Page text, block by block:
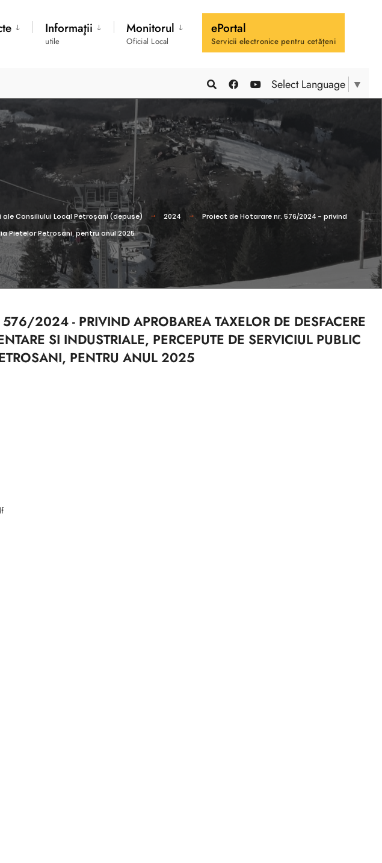
Informaţii
utile
Monitorul
Oficial Local
ePortal
Servicii electronice pentru cetățeni
Select Language ▼
Consiliului Local Petroșani (depuse) 2024
Proiect de Hotarare nr. 576/2024 - privind
Pietelor Petrosani, pentru anul 2025
2024 - PRIVIND APROBAREA TAXELOR DE DESFACERE
SI INDUSTRIALE, PERCEPUTE DE SERVICIUL PUBLIC
PENTRU ANUL 2025